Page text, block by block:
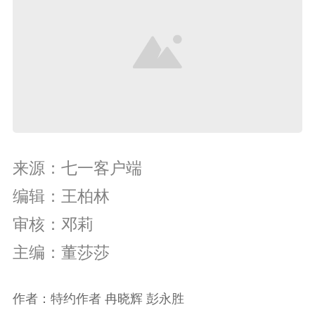
来源：七一客户端
编辑：王柏林
审核：邓莉
主编：董莎莎
作者：特约作者 冉晓辉 彭永胜